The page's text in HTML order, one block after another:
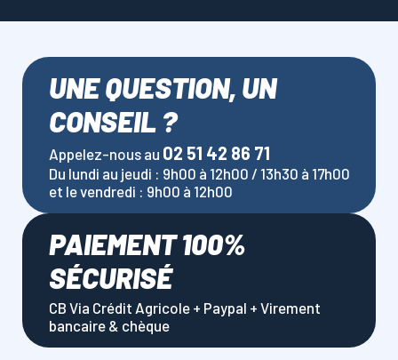
UNE QUESTION, UN
CONSEIL ?
Appelez-nous au 02 51 42 86 71
Du lundi au jeudi : 9h00 à 12h00 / 13h30 à 17h00
et le vendredi : 9h00 à 12h00
PAIEMENT 100%
SÉCURISÉ
CB Via Crédit Agricole + Paypal + Virement
bancaire & chèque